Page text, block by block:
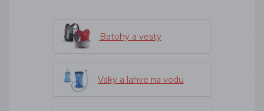
Batohy a vesty
Vaky a lahve na vodu